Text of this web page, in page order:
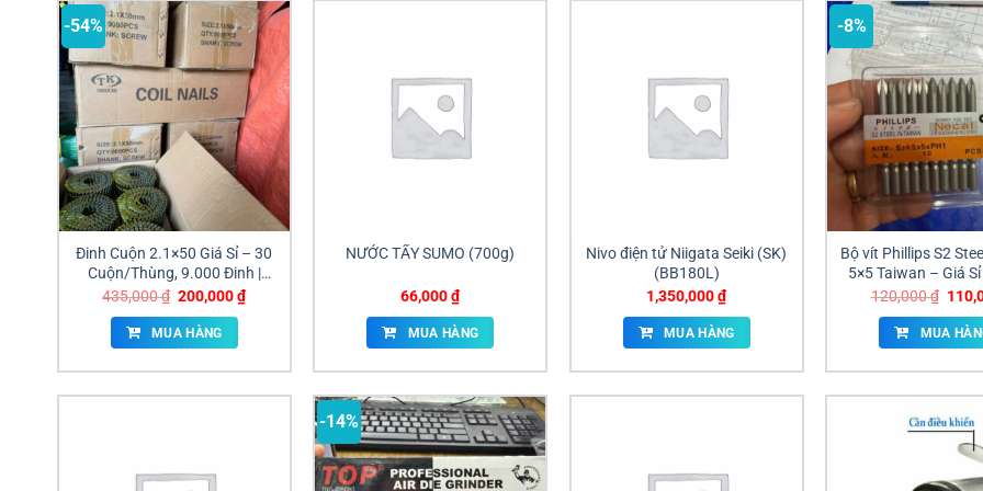
-54%
Đinh Cuộn 2.1×50 Giá Sỉ – 30
Cuộn/Thùng, 9.000 Đinh |
Giao Ngay Đồng Nai
435,000₫ Giá
là:
435,000 ₫.
200,000₫Giá
hiện
MUA HÀNG
NƯỚC TẨY SUMO (700g)
66,000₫
MUA HÀNG
Nivo điện tử Niigata Seiki (SK)
(BB­180L)
1,350,000₫
MUA HÀNG
-8%
Bộ vít Phillips S2
5×5 Taiwan – Giá
Đại Lý
120,000₫ Giá
là:
MUA
-14%